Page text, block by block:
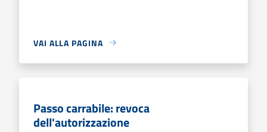
VAI ALLA PAGINA
Passo carrabile: revoca
dell'autorizzazione